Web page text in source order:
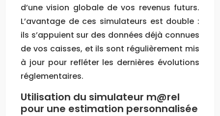
d’une vision globale de vos revenus futurs.
L’avantage de ces simulateurs est double :
ils s’appuient sur des données déjà connues
de vos caisses, et ils sont régulièrement mis
à jour pour refléter les dernières évolutions
réglementaires.
Utilisation du simulateur m@rel
pour une estimation personnalisée